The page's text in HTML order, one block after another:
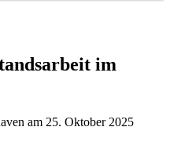
im
am 25. Oktober 2025